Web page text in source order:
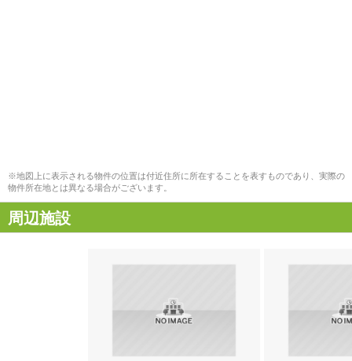
※地図上に表示される物件の位置は付近住所に所在することを表すものであり、実際の
物件所在地とは異なる場合がございます。
周辺施設